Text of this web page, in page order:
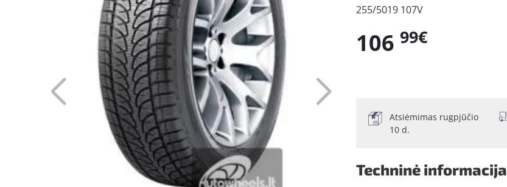
255/5019 107V
106 99€
Atsiėmimas rugpjūčio
10 d.
Techninė informacija